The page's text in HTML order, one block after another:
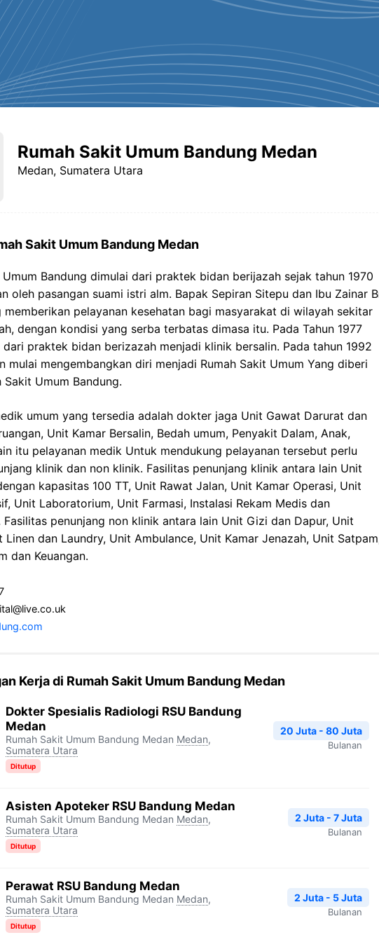
Rumah Sakit Umum Bandung Medan
Medan, Sumatera Utara
Sakit Umum Bandung Medan
Umum Bandung dimulai dari praktek bidan berijazah sejak tahun 1970
oleh pasangan suami istri alm. Bapak Sepiran Sitepu dan Ibu Zainar
memberikan pelayanan kesehatan bagi masyarakat di wilayah sekitar
dengan kondisi yang serba terbatas dimasa itu. Pada Tahun 1977
praktek bidan berizazah menjadi klinik bersalin. Pada tahun 1992
mulai mengembangkan diri menjadi Rumah Sakit Umum Yang diberi
Sakit Umum Bandung.
umum yang tersedia adalah dokter jaga Unit Gawat Darurat dan
Unit Kamar Bersalin, Bedah umum, Penyakit Dalam, Anak,
itu pelayanan medik Untuk mendukung pelayanan tersebut perlu
klinik dan non klinik. Fasilitas penunjang klinik antara lain Unit
kapasitas 100 TT, Unit Rawat Jalan, Unit Kamar Operasi, Unit
Unit Laboratorium, Unit Farmasi, Instalasi Rekam Medis dan
Fasilitas penunjang non klinik antara lain Unit Gizi dan Dapur, Unit
Linen dan Laundry, Unit Ambulance, Unit Kamar Jenazah, Unit
dan Keuangan.
Kerja di Rumah Sakit Umum Bandung Medan
Dokter Spesialis Radiologi RSU Bandung
Medan
Rumah Sakit Umum Bandung Medan Medan,
Sumatera Utara
Ditutup
20 Juta - 80 Juta
Bulanan
Asisten Apoteker RSU Bandung Medan
Rumah Sakit Umum Bandung Medan Medan,
Sumatera Utara
Ditutup
2 Juta - 7 Juta
Bulanan
Perawat RSU Bandung Medan
Rumah Sakit Umum Bandung Medan Medan,
Sumatera Utara
Ditutup
2 Juta - 5 Juta
Bulanan